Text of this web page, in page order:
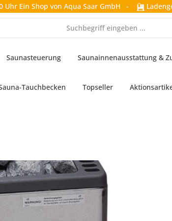
Uhr Ein Shop von Aqua Saar GmbH -
Saunasteuerung Saunainnenausstattung &
Tauchbecken Topseller